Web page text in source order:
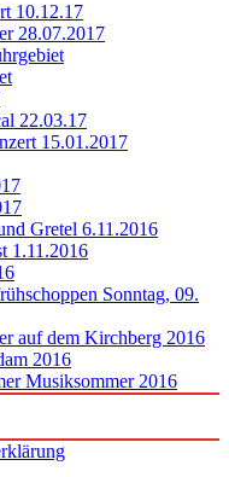
10.12.17
28.07.2017
22.03.17
15.01.2017
Gretel 6.11.2016
1.11.2016
Sonntag, 09.
auf dem Kirchberg 2016
2016
Musiksommer 2016